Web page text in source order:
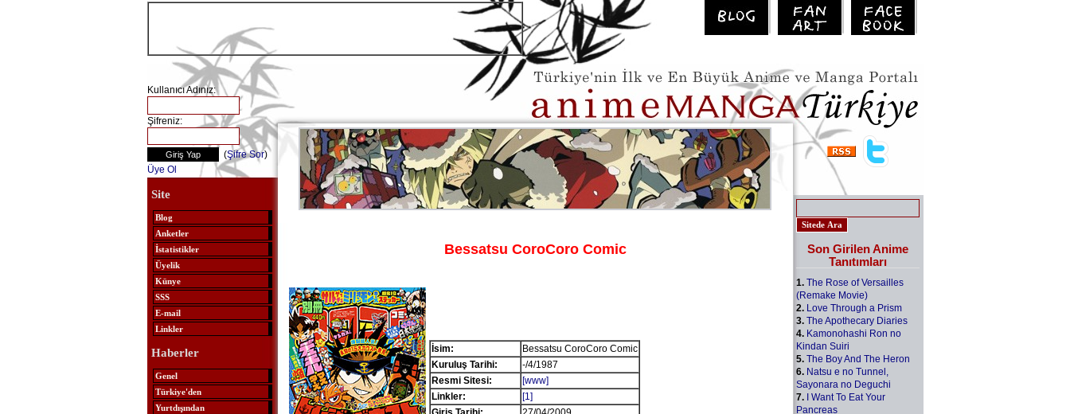
Kullanıcı Adınız:
Şifreniz:
(Şifre Sor)
Üye Ol
Site
Blog
Anketler
İstatistikler
Üyelik
Künye
SSS
E-mail
Linkler
Haberler
Genel
Türkiye'den
Yurtdışından
Bessatsu CoroCoro Comic
İsim:
Bessatsu CoroCoro Comic
Kuruluş Tarihi:
-/4/1987
Resmi Sitesi:
[www]
Linkler:
[1]
Son Girilen Anime
Tanıtımları
1. The Rose of Versailles
(Remake Movie)
2. Love Through a Prism
3. The Apothecary Diaries
4. Kamonohashi Ron no
Kindan Suiri
5. The Boy And The Heron
6. Natsu e no Tunnel,
Sayonara no Deguchi
7. I Want To Eat Your
Pancreas